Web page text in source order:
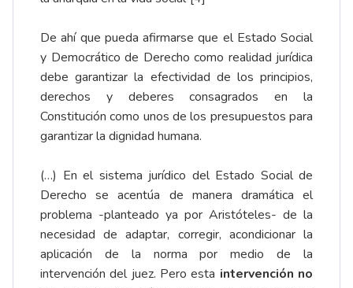
De ahí que pueda afirmarse que el Estado Social
y Democrático de Derecho como realidad jurídica
debe garantizar la efectividad de los principios,
derechos y deberes consagrados en la
Constitución como unos de los presupuestos para
garantizar la dignidad humana.
(…) En el sistema jurídico del Estado Social de
Derecho se acentúa de manera dramática el
problema -planteado ya por Aristóteles- de la
necesidad de adaptar, corregir, acondicionar la
aplicación de la norma por medio de la
intervención del juez. Pero esta intervención no